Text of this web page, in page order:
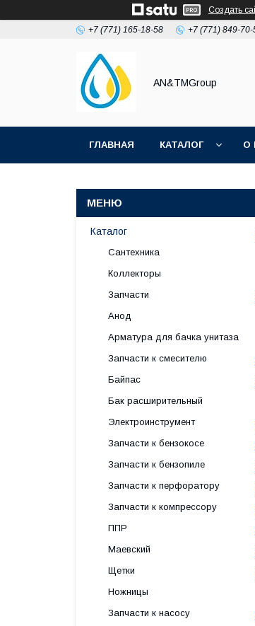
Создать
+7 (771) 165-18-58 +7 (771) 849-70-
AN&TMGroup
ГЛАВНАЯ КАТАЛОГ О
Каталог
Сантехника
Коллекторы
Запчасти
Анод
Арматура для бачка унитаза
Запчасти к смесителю
Байпас
Бак расширительный
Электроинструмент
Запчасти к бензокосе
Запчасти к бензопиле
Запчасти к перфоратору
Запчасти к компрессору
ППР
Маевский
Щетки
Ножницы
Запчасти к насосу